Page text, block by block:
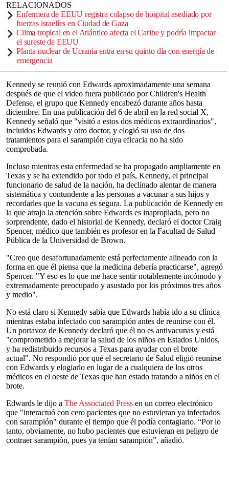
RELACIONADOS
Enfermera de EEUU registra colapso de hospital asediado por
fuerzas israelíes en Ciudad de Gaza
Clima tropical en el Atlántico afecta el Caribe y podría impactar
el sureste de EEUU
Planta nuclear de Ucrania entra en su quinto día con energía de
emergencia
Kennedy se reunió con Edwards aproximadamente una semana
después de que el video fuera publicado por Children's Health
Defense, el grupo que Kennedy encabezó durante años hasta
diciembre. En una publicación del 6 de abril en la red social X,
Kennedy señaló que "visitó a estos dos médicos extraordinarios",
incluidos Edwards y otro doctor, y elogió su uso de dos
tratamientos para el sarampión cuya eficacia no ha sido
comprobada.
Incluso mientras esta enfermedad se ha propagado ampliamente en
Texas y se ha extendido por todo el país, Kennedy, el principal
funcionario de salud de la nación, ha declinado alentar de manera
sistemática y contundente a las personas a vacunar a sus hijos y
recordarles que la vacuna es segura. La publicación de Kennedy en
la que atrajo la atención sobre Edwards es inapropiada, pero no
sorprendente, dado el historial de Kennedy, declaró el doctor Craig
Spencer, médico que también es profesor en la Facultad de Salud
Pública de la Universidad de Brown.
"Creo que desafortunadamente está perfectamente alineado con la
forma en que él piensa que la medicina debería practicarse", agregó
Spencer. "Y eso es lo que me hace sentir notablemente incómodo y
extremadamente preocupado y asustado por los próximos tres años
y medio".
No está claro si Kennedy sabía que Edwards había ido a su clínica
mientras estaba infectado con sarampión antes de reunirse con él.
Un portavoz de Kennedy declaró que él no es antivacunas y está
"comprometido a mejorar la salud de los niños en Estados Unidos,
y ha redistribuido recursos a Texas para ayudar con el brote
actual". No respondió por qué el secretario de Salud eligió reunirse
con Edwards y elogiarlo en lugar de a cualquiera de los otros
médicos en el oeste de Texas que han estado tratando a niños en el
brote.
Edwards le dijo a The Associated Press en un correo electrónico
que "interactuó con cero pacientes que no estuvieran ya infectados
con sarampión" durante el tiempo que él podía contagiarlo. “Por lo
tanto, obviamente, no hubo pacientes que estuvieran en peligro de
contraer sarampión, pues ya tenían sarampión”, añadió.